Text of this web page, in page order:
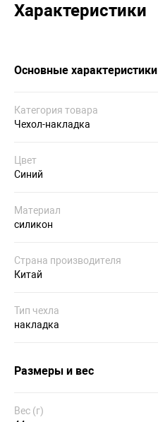
Характеристики
Основные характеристики
Категория товара
Чехол-накладка
Цвет
Синий
Материал
силикон
Страна производителя
Китай
Тип чехла
накладка
Размеры и вес
Вес (г)